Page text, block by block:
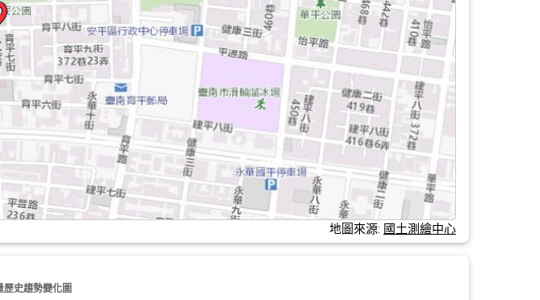
地圖來源: 國土測繪中心